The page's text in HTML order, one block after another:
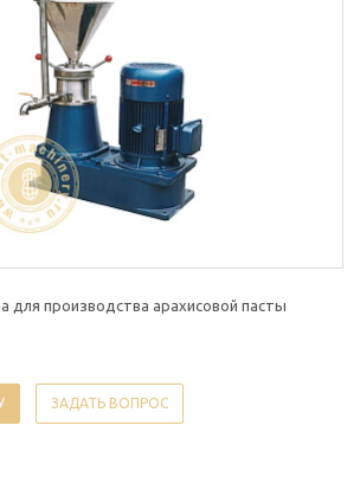
для производства арахисовой пасты
ЗАДАТЬ ВОПРОС